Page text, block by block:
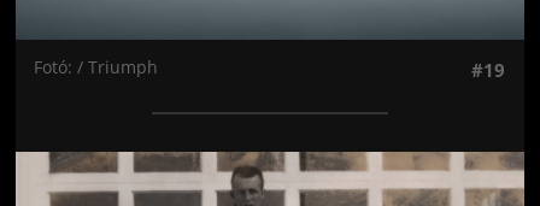
Fotó: / Triumph #19
Jön még kép!